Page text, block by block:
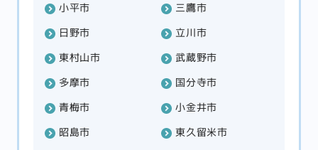
小平市
三鷹市
日野市
立川市
東村山市
武蔵野市
多摩市
国分寺市
青梅市
小金井市
昭島市
東久留米市